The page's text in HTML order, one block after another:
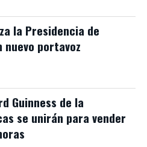
la Presidencia de
nuevo portavoz
Guinness de la
se unirán para vender